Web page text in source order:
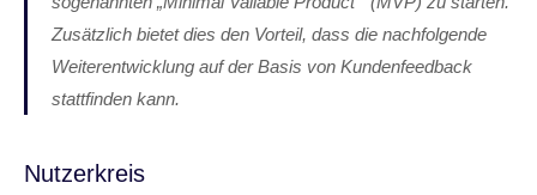
Zusätzlich bietet dies den Vorteil, dass die nachfolgende
Weiterentwicklung auf der Basis von Kundenfeedback
stattfinden kann.
Nutzerkreis